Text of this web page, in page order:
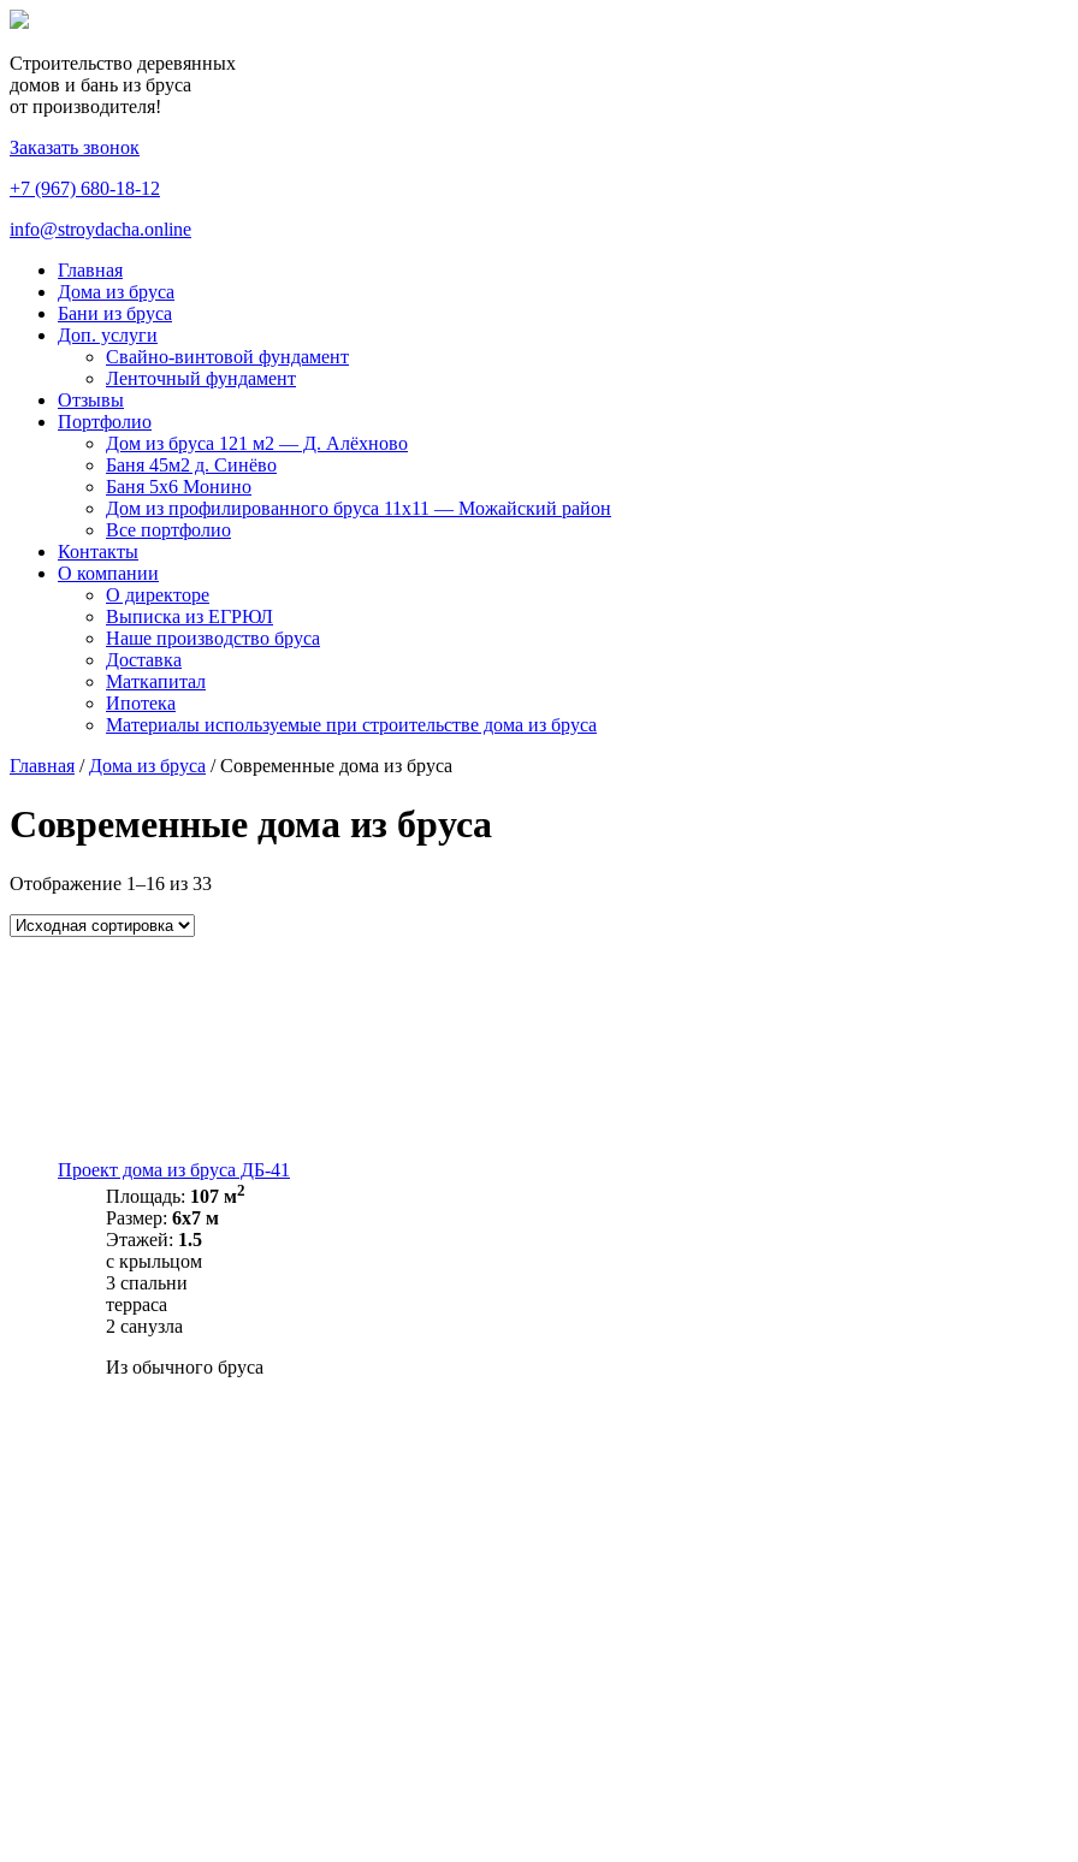
Строительство деревянных
домов и бань из бруса
от производителя!
Заказать звонок
+7 (967) 680-18-12
info@stroydacha.online
Главная
Дома из бруса
Бани из бруса
Доп. услуги
Свайно-винтовой фундамент
Ленточный фундамент
Отзывы
Портфолио
Дом из бруса 121 м2 — Д. Алёхново
Баня 45м2 д. Синёво
Баня 5х6 Монино
Дом из профилированного бруса 11х11 — Можайский район
Все портфолио
Контакты
О компании
О директоре
Выписка из ЕГРЮЛ
Наше производство бруса
Доставка
Маткапитал
Ипотека
Материалы используемые при строительстве дома из бруса
Главная / Дома из бруса / Современные дома из бруса
Современные дома из бруса
Отображение 1–16 из 33
Проект дома из бруса ДБ-41
Площадь: 107 м2
Размер: 6х7 м
Этажей: 1.5
с крыльцом
3 спальни
терраса
2 санузла
Из обычного бруса